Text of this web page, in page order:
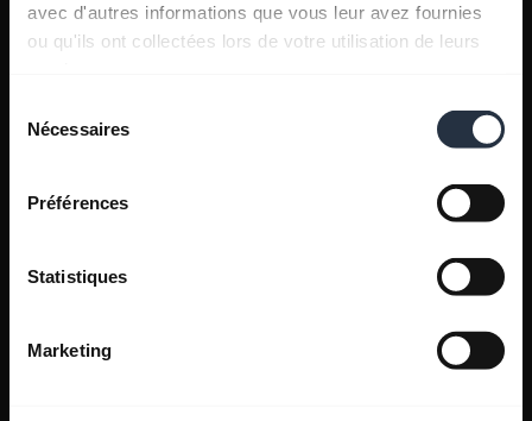
avec d'autres informations que vous leur avez fournies
ou qu'ils ont collectées lors de votre utilisation de leurs
Nécessaires
Préférences
Statistiques
Marketing